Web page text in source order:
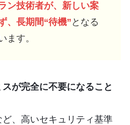
ン技術者が、新しい案
、長期間“待機” となる
ます。
が完全に不要になること
、高いセキュリティ基準